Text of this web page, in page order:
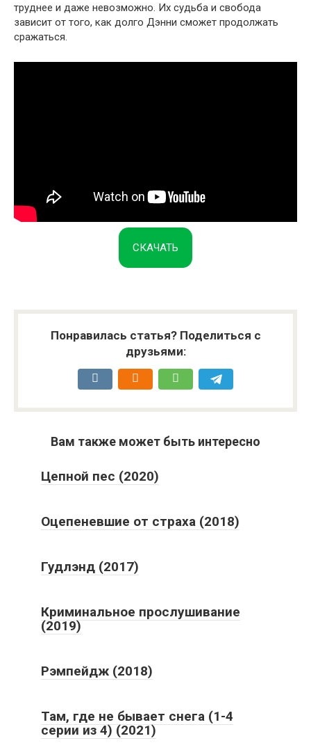
труднее и даже невозможно. Их судьба и свобода
зависит от того, как долго Дэнни сможет продолжать
сражаться.
СКАЧАТЬ
Понравилась статья? Поделиться с
друзьями:
Вам также может быть интересно
Цепной пес (2020)
Оцепеневшие от страха (2018)
Гудлэнд (2017)
Криминальное прослушивание
(2019)
Рэмпейдж (2018)
Там, где не бывает снега (1-4
серии из 4) (2021)